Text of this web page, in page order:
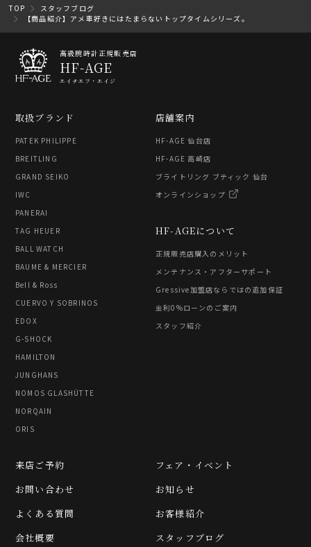
TOP
スタッフブログ
【商品紹介】アメ車好きにはたまらないトップタイムシリーズ。
高級腕時計正規販売店
HF-AGE
エイチエフ・エイジ
取扱ブランド
PATEK PHILIPPE
BREITLING
GRAND SEIKO
IWC
PANERAI
TAG HEUER
BALL WATCH
BAUME & MERCIER
Bell & Ross
CUERVO Y SOBRINOS
EDOX
G-SHOCK
HAMILTON
JUNGHANS
NOMOS GLASHÜTTE
NORQAIN
ORIS
HF-AGEについて
正規販売店購入のメリット
メンテナンス・アフターサポート
Gressive加盟店ならではの追加保証
金利0%ローンのご案内
スタッフ紹介
店舗案内
HF-AGE 仙台店
HF-AGE 高崎店
ブライトリング ブティック 仙台
オンラインショップ
フェア・イベント
お知らせ
お客様紹介
スタッフブログ
来店ご予約
お問い合わせ
よくある質問
会社概要